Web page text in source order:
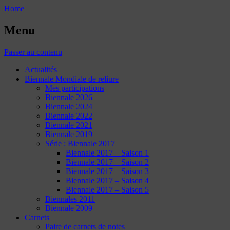
Home
Menu
Passer au contenu
Actualités
Biennale Mondiale de reliure
Mes participations
Biennale 2026
Biennale 2024
Biennale 2022
Biennale 2021
Biennale 2019
Série : Biennale 2017
Biennale 2017 – Saison 1
Biennale 2017 – Saison 2
Biennale 2017 – Saison 3
Biennale 2017 – Saison 4
Biennale 2017 – Saison 5
Biennales 2011
Biennale 2009
Carnets
Paire de carnets de notes